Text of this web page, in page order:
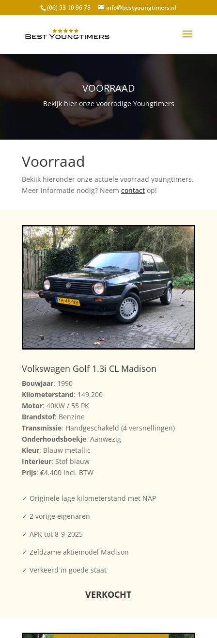
(06) 53 10 96 78 info@bestyoungtimers.nl
VOORRAAD
Bekijk hier onze voorradige Youngtimers
Voorraad
Bekijk hieronder onze actuele voorraad youngtimers.
Meer informatie nodig? Neem contactop!
Volkswagen Golf 1.3i CL Madison
Bouwjaar: 1990
Kilometerstand: 149.200
Motor: 40KW / 55 PK
Brandstof: Benzine
Transmissie: Handgeschakeld (4 versnellingen)
Onderhoudsboekje: Aanwezig
Kleur: Blauw metallic
Interieur: Stof blauw
Prijs: €4.400 incl. BTW
✓ Originele lage kilometerstand met NAP
✓ 2 vorige eigenaren
✓ APK tot 8-9-2025
✓ Zeldzame aktiemodel Madison
✓ Verkeerd in goede staat
VERKOCHT